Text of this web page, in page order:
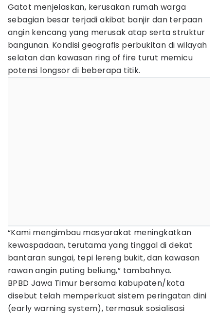
Gatot menjelaskan, kerusakan rumah warga
sebagian besar terjadi akibat banjir dan terpaan
angin kencang yang merusak atap serta struktur
bangunan. Kondisi geografis perbukitan di wilayah
selatan dan kawasan ring of fire turut memicu
potensi longsor di beberapa titik.
“Kami mengimbau masyarakat meningkatkan
kewaspadaan, terutama yang tinggal di dekat
bantaran sungai, tepi lereng bukit, dan kawasan
rawan angin puting beliung,” tambahnya.
BPBD Jawa Timur bersama kabupaten/kota
disebut telah memperkuat sistem peringatan dini
(early warning system), termasuk sosialisasi